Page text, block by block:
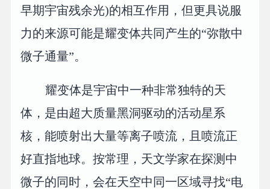
早期宇宙残余光)的相互作用，但更具说服
力的来源可能是耀变体共同产生的“弥散中
微子通量”。
耀变体是宇宙中一种非常独特的天
体，是由超大质量黑洞驱动的活动星系
核，能喷射出大量等离子喷流，且喷流正
好直指地球。按常理，天文学家在探测中
微子的同时，会在天空中同一区域寻找“电